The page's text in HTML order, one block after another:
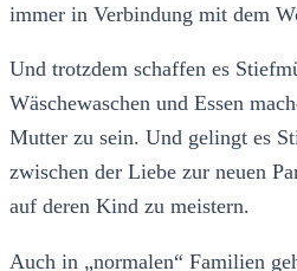
immer in Verbindung mit dem
Und trotzdem schaffen es
Wäschewaschen und Essen
Mutter zu sein. Und gelingt es
zwischen der Liebe zur neuen
auf deren Kind zu meistern.
Auch in „normalen“ Familien